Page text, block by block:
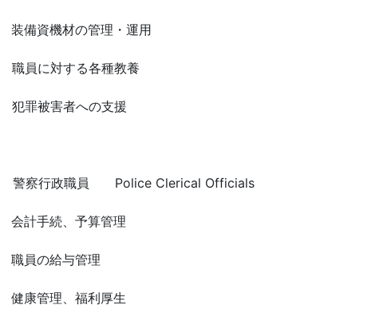
備資機材の管理・運用
職員に対する各種教養
犯罪被害者への支援
察行政職員 Police Clerical Officials
計手続、予算管理
員の給与管理
康管理、福利厚生